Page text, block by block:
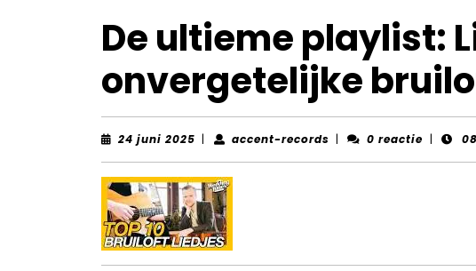
De ultieme playlist:
onvergetelijke
24 juni 2025 24| accent-records accent-
| 0 reactie |